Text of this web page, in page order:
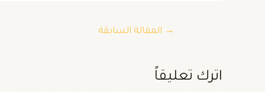
→ المقالة السابقة
اترك تعليقاً